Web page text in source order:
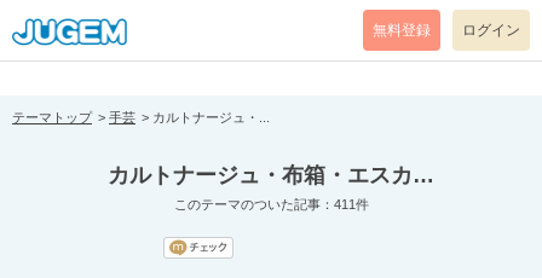
[pear_error: message="Success" code=0 mode=return level=notice
prefix="" info=""]
無料登録 ログイン
テーマトップ 手芸 カルトナージュ・...
カルトナージュ・布箱・エスカ…
このテーマのついた記事：411件